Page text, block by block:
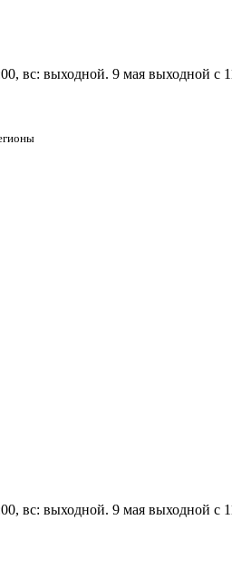
вс: выходной. 9 мая выходной с
вс: выходной. 9 мая выходной с